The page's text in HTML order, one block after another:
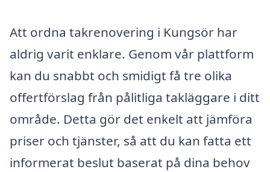
Att ordna takrenovering i Kungsör har
aldrig varit enklare. Genom vår plattform
kan du snabbt och smidigt få tre olika
offertförslag från pålitliga takläggare i ditt
område. Detta gör det enkelt att jämföra
priser och tjänster, så att du kan fatta ett
informerat beslut baserat på dina behov